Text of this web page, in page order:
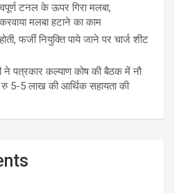
टनल के ऊपर गिरा मलबा,
मलबा हटाने का काम
फर्जी नियुक्ति पाये जाने पर चार्ज शीट
ने पत्रकार कल्याण कोष की बैठक में नौ
5-5 लाख की आर्थिक सहायता की